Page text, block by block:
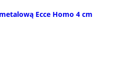
Ecce Homo 4 cm